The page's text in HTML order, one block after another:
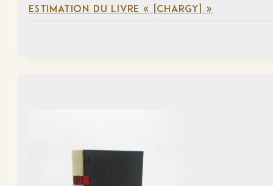
ESTIMATION DU LIVRE « [CHARGY] »